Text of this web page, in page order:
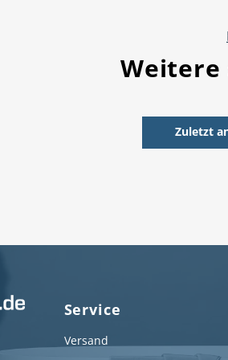
Weitere
Zuletzt
Service
Versand